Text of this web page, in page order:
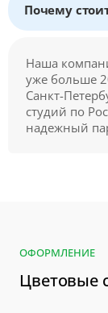
Почему
Наша
уже больше
Санкт-
студий по
надежный
ОФОРМЛЕНИЕ
Цветовые